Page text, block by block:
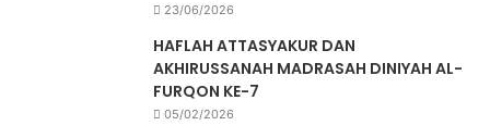
23/06/2026
HAFLAH ATTASYAKUR DAN
AKHIRUSSANAH MADRASAH DINIYAH AL-
FURQON KE-7
05/02/2026